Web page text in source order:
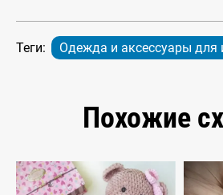
Теги: Одежда и аксессуары для
Похожие